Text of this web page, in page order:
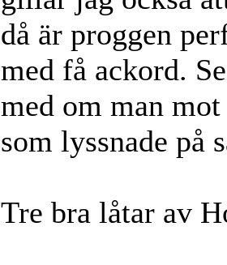
då är proggen
med få ackord.
med om man
som lyssnade på
Tre bra låtar av